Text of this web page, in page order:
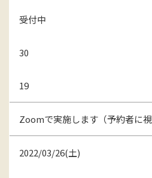
受付中
30
19
Zoomで実施します（予約者に
2022/03/26(土)